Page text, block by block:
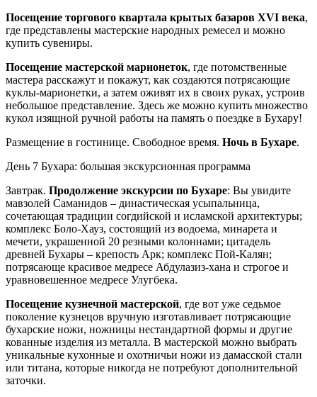
Посещение торгового квартала крытых базаров XVI века,
где представлены мастерские народных ремесел и можно
купить сувениры.
Посещение мастерской марионеток, где потомственные
мастера расскажут и покажут, как создаются потрясающие
куклы-марионетки, а затем оживят их в своих руках, устроив
небольшое представление. Здесь же можно купить множество
кукол изящной ручной работы на память о поездке в Бухару!
Размещение в гостинице. Свободное время. Ночь в Бухаре.
День 7 Бухара: большая экскурсионная программа
Завтрак. Продолжение экскурсии по Бухаре: Вы увидите
мавзолей Саманидов – династическая усыпальница,
сочетающая традиции согдийской и исламской архитектуры;
комплекс Боло-Хауз, состоящий из водоема, минарета и
мечети, украшенной 20 резными колоннами; цитадель
древней Бухары – крепость Арк; комплекс Пой-Калян;
потрясающе красивое медресе Абдулазиз-хана и строгое и
уравновешенное медресе Улугбека.
Посещение кузнечной мастерской, где вот уже седьмое
поколение кузнецов вручную изготавливает потрясающие
бухарские ножи, ножницы нестандартной формы и другие
кованные изделия из металла. В мастерской можно выбрать
уникальные кухонные и охотничьи ножи из дамасской стали
или титана, которые никогда не потребуют дополнительной
заточки.